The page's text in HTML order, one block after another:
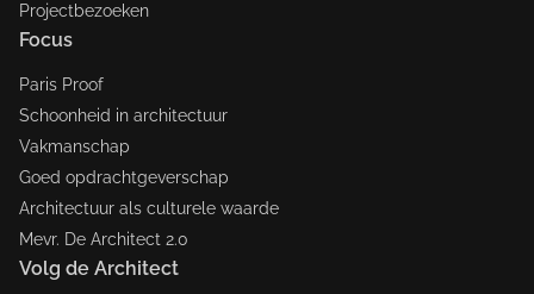
Projectbezoeken
Focus
Paris Proof
Schoonheid in architectuur
Vakmanschap
Goed opdrachtgeverschap
Architectuur als culturele waarde
Mevr. De Architect 2.0
Volg de Architect